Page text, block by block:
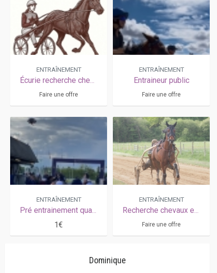
ENTRAÎNEMENT
Écurie recherche chevaux
Faire une offre
ENTRAÎNEMENT
Entraineur public
Faire une offre
ENTRAÎNEMENT
Pré entrainement qualification
1€
ENTRAÎNEMENT
Recherche chevaux entraînement
Faire une offre
Dominique